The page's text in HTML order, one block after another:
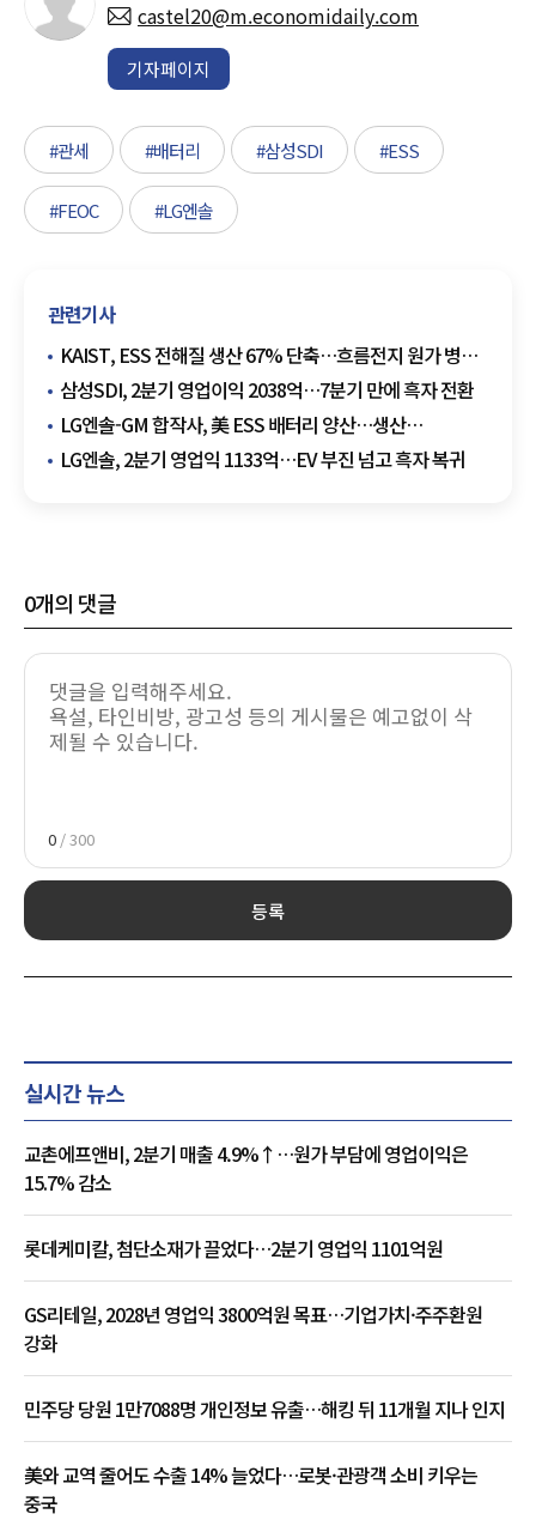
castel20@m.economidaily.com
기자페이지
#관세 #배터리 #삼성SDI #ESS
#FEOC #LG엔솔
관련기사
KAIST, ESS 전해질 생산 67% 단축…흐름전지 원가 병목
풀었다
삼성SDI, 2분기 영업이익 2038억…7분기 만에 흑자 전환
LG엔솔-GM 합작사, 美 ESS 배터리 양산…생산
포트폴리오 재편LG엔솔, 2분기 영업익 1133억…EV 부진 넘고 흑자 복귀
0개의 댓글
0 / 300
등록
실시간 뉴스
교촌에프앤비, 2분기 매출 4.9%↑…원가 부담에 영업이익은
15.7% 감소
롯데케미칼, 첨단소재가 끌었다…2분기 영업익 1101억원
GS리테일, 2028년 영업익 3800억원 목표…기업가치·주주환원
강화
민주당 당원 1만7088명 개인정보 유출…해킹 뒤 11개월 지나 인지
美와 교역 줄어도 수출 14% 늘었다…로봇·관광객 소비 키우는
중국